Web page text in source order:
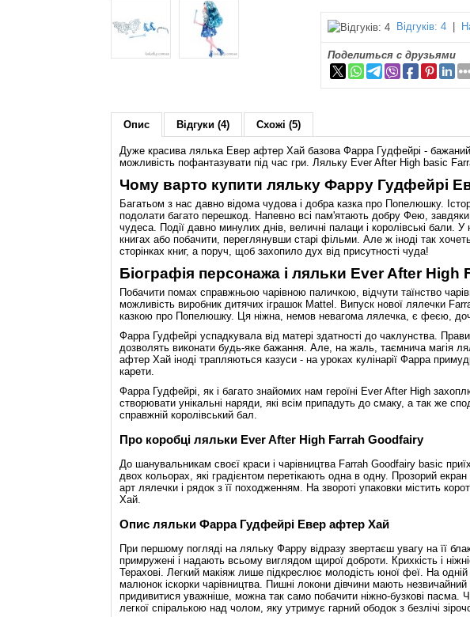
Відгуків: 4
Поделиться с друзьями
Опис Відгуки (4) Схожі (5)
Дуже красива лялька Евер афтер Хай базова Фарра Гудфейрі -
можливість пофантазувати під час гри. Ляльку Ever After High basic
Чому варто купити ляльку Фарру Гудфейрі
Багатьом з нас давно відома чудова і добра казка про Попелюшку.
подолати багато перешкод. Напевно всі пам'ятають добру Фею, завдяки
чудеса. Події давно минулих днів, величні палаци і королівські
книгах або побачити, переглянувши старі фільми. Але ж іноді так
сторінках книг, а поруч, щоб захопило дух від присутності чуда!
Біографія персонажа і ляльки Ever After
Побачити помах справжньою чарівною паличкою, відчути таїнство
можливість виробник дитячих іграшок Mattel. Випуск нової лялечки
казкою про Попелюшку. Ця ніжна, немов невагома лялечка, є феєю,
Фарра Гудфейрі успадкувала від матері здатності до чаклунства.
дозволять виконати будь-яке бажання. Але, на жаль, таємнича магія
афтер Хай іноді трапляються казуси - на уроках кулінарії Фарра
карети.
Фарра Гудфейрі, як і багато знайомих нам героїні Ever After High
створювати унікальні наряди, які всім припадуть до смаку, а так же
справжній королівський бал.
Про коробці ляльки Ever After High Farrah Goodfairy
До шанувальникам своєї краси і чарівництва Farrah Goodfairy basic
двох кольорах, які градієнтом перетікають одна в одну. Прозорий
арт лялечки і рядок з її походженням. На звороті упаковки містить
Хай.
Опис ляльки Фарра Гудфейрі Евер афтер Хай
При першому погляді на ляльку Фарру відразу звертаєш увагу на її
примружені і надають всьому виглядом щирої доброти. Крихкість і
Терахові. Легкий макіяж лише підкреслює молодість юної феї. На
малюнок іскорки чарівництва. Пишні локони дівчини мають незвичайний
придивитися уважніше, можна так само побачити ніжно-бузкові пасма.
легкої спіралькою над чолом, яку утримує гарний ободок з безлічі